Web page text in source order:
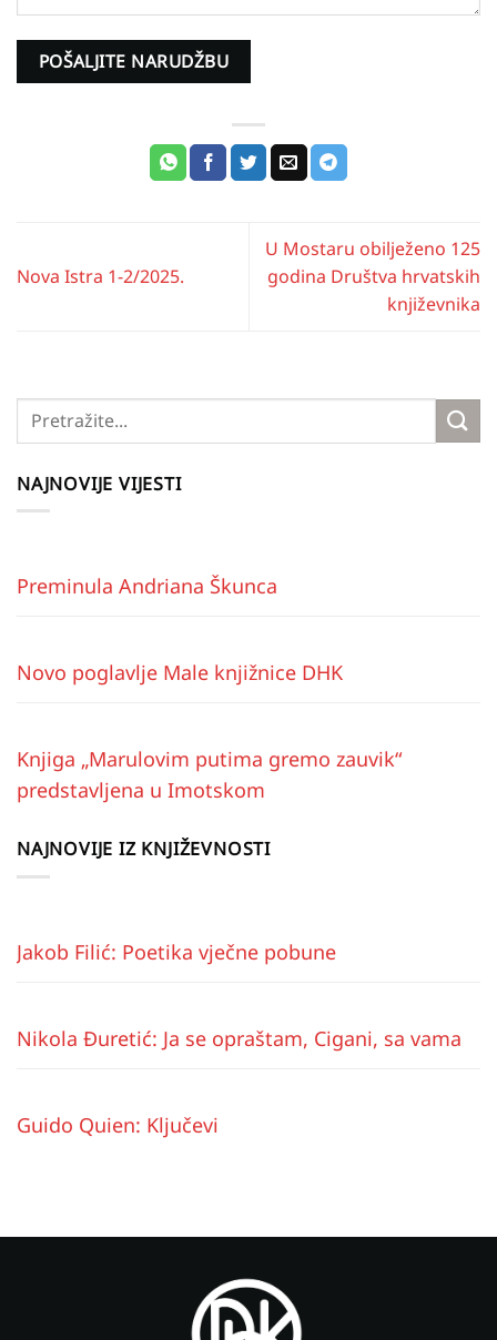
Nova Istra 1-2/2025.
U Mostaru obilježeno 125
godina Društva hrvatskih
književnika
NAJNOVIJE VIJESTI
Preminula Andriana Škunca
Novo poglavlje Male knjižnice DHK
Knjiga „Marulovim putima gremo zauvik“
predstavljena u Imotskom
NAJNOVIJE IZ KNJIŽEVNOSTI
Jakob Filić: Poetika vječne pobune
Nikola Đuretić: Ja se opraštam, Cigani, sa vama
Guido Quien: Ključevi